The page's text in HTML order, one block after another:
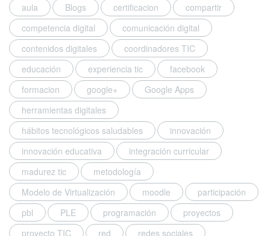
0
3
/
2
0
2
0
a
n
d
w
a
s
u
p
d
a
t
aula
Blogs certificacion
compartir
competencia digital
comunicación digital
contenidos digitales
coordinadores TIC
educación
experiencia tic
facebook
formacion
google+
Google Apps
herramientas digitales
hábitos tecnológicos saludables
innovación
innovación educativa
integración curricular
madurez tic
metodología
Modelo de Virtualización
moodle
participación
pbl
PLE programación
proyectos
proyecto TIC
red
redes sociales